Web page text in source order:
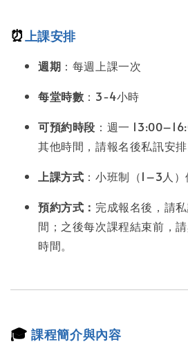
⏰上課安排
週期 ：每週上課一次
每堂時數 ：3-4小時
可預約時段 ：週一
其他時間，請報名後私訊安排
上課方式 ：小班制（1–3人
預約方式： 完成報名後，請
間；之後每次課程結束前，
時間。
🎓課程簡介與內容